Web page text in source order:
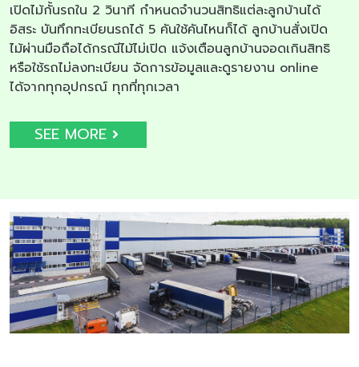
เปิดไม้กั้นรถใน 2 วินาที กำหนดจำนวนสิทธิแต่ละลูกบ้านได้
อิสระ บันทึกทะเบียนรถได้ 5 คันใช้คันไหนก็ได้ ลูกบ้านสั่งเปิด
ไม้ผ่านมือถือได้กรณีไม้ไม่เปิด แจ้งเตือนลูกบ้านจอดเกินสิทธิ
หรือใช้รถไม่ลงทะเบียน จัดการข้อมูลและดูรายงาน online
ได้จากทุกอุปกรณ์ ทุกที่ทุกเวลา
SEE MORE